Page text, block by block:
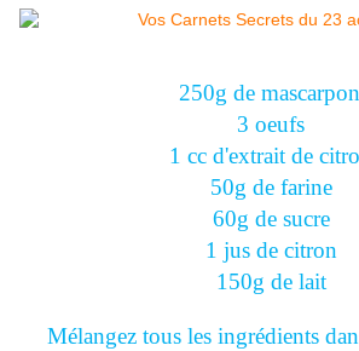
250g de
3 oeufs
1 cc d'extrait de
50g de farine
60g de sucre
1 jus de citron
150g de lait
Mélangez tous les ingrédients